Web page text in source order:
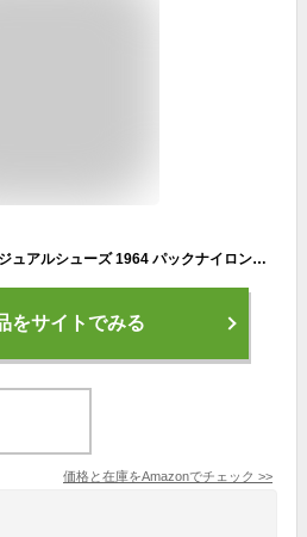
ソレル（SOREL） ブーツ カジュアルシューズ 1964 パックナイロン ウォータープルーフ NM5189 224（キャメル/２６．０/Men's）
をサイトでみる
価格と在庫をAmazonでチェック >>